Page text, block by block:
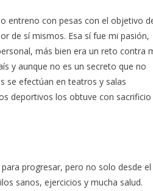
entreno con pesas con el objetivo
de sí mismos. Esa sí fue mi pasión,
más bien era un reto contra
y aunque no es un secreto que no
se efectúan en teatros y salas
deportivos los obtuve con sacrificio
progresar, pero no solo desde el
sanos, ejercicios y mucha salud.